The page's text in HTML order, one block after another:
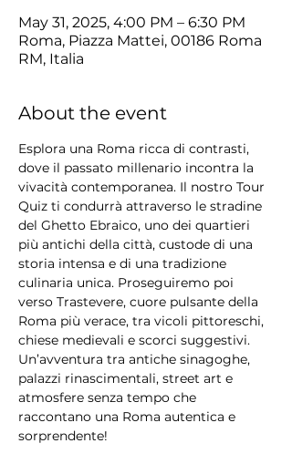
May 31, 2025, 4:00 PM – 6:30 PM
Roma, Piazza Mattei, 00186 Roma
RM, Italia
About the event
Esplora una Roma ricca di contrasti,
dove il passato millenario incontra la
vivacità contemporanea. Il nostro Tour
Quiz ti condurrà attraverso le stradine
del Ghetto Ebraico, uno dei quartieri
più antichi della città, custode di una
storia intensa e di una tradizione
culinaria unica. Proseguiremo poi
verso Trastevere, cuore pulsante della
Roma più verace, tra vicoli pittoreschi,
chiese medievali e scorci suggestivi.
Un’avventura tra antiche sinagoghe,
palazzi rinascimentali, street art e
atmosfere senza tempo che
raccontano una Roma autentica e
sorprendente!